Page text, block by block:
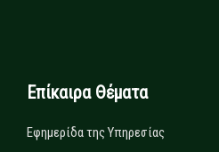
Επίκαιρα Θέματα
Εφημερίδα της Υπηρεσίας